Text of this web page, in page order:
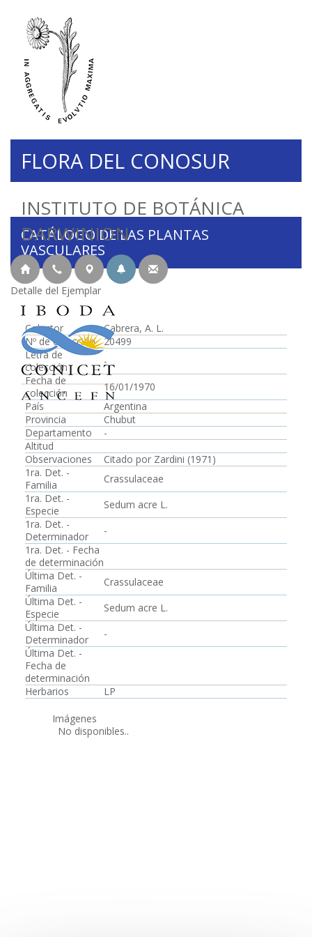
INSTITUTO DE BOTÁNICA
DARWINION
FLORA DEL CONOSUR
CATÁLOGO DE LAS PLANTAS
VASCULARES
Detalle del Ejemplar
Colector
Cabrera, A. L.
Nº de colección
20499
Letra de
colección
-
Fecha de
colección
16/01/1970
País
Argentina
Provincia
Chubut
Departamento
-
Altitud
Observaciones
Citado por Zardini (1971)
1ra. Det. -
Familia
Crassulaceae
1ra. Det. -
Especie
Sedum acre L.
1ra. Det. -
Determinador
-
1ra. Det. - Fecha
de determinación
Última Det. -
Familia
Crassulaceae
Última Det. -
Especie
Sedum acre L.
Última Det. -
Determinador
-
Última Det. -
Fecha de
determinación
Herbarios
LP
Imágenes
No disponibles..